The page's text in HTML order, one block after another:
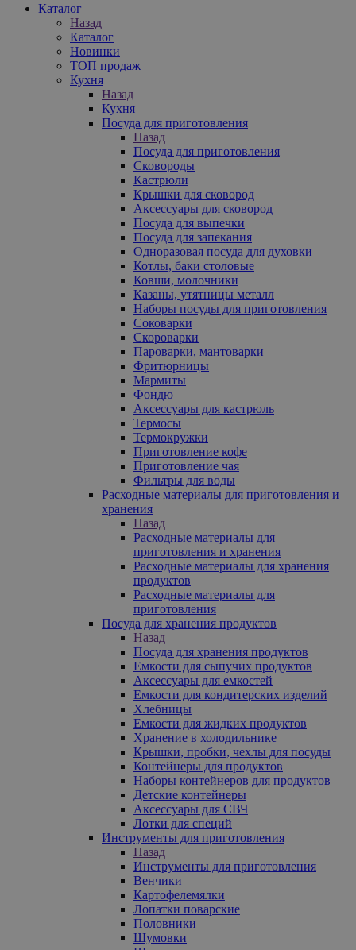
Каталог
Назад
Каталог
Новинки
ТОП продаж
Кухня
Назад
Кухня
Посуда для приготовления
Назад
Посуда для приготовления
Сковороды
Кастрюли
Крышки для сковород
Аксессуары для сковород
Посуда для выпечки
Посуда для запекания
Одноразовая посуда для духовки
Котлы, баки столовые
Ковши, молочники
Казаны, утятницы металл
Наборы посуды для приготовления
Соковарки
Скороварки
Пароварки, мантоварки
Фритюрницы
Мармиты
Фондю
Аксессуары для кастрюль
Термосы
Термокружки
Приготовление кофе
Приготовление чая
Фильтры для воды
Расходные материалы для приготовления и
хранения
Назад
Расходные материалы для
приготовления и хранения
Расходные материалы для хранения
продуктов
Расходные материалы для
приготовления
Посуда для хранения продуктов
Назад
Посуда для хранения продуктов
Емкости для сыпучих продуктов
Аксессуары для емкостей
Емкости для кондитерских изделий
Хлебницы
Емкости для жидких продуктов
Хранение в холодильнике
Крышки, пробки, чехлы для посуды
Контейнеры для продуктов
Наборы контейнеров для продуктов
Детские контейнеры
Аксессуары для СВЧ
Лотки для специй
Инструменты для приготовления
Назад
Инструменты для приготовления
Венчики
Картофелемялки
Лопатки поварские
Половники
Шумовки